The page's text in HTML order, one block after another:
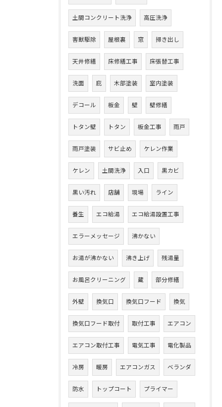
土間コンクリート洗浄 高圧洗浄
害獣駆除 屋根裏 窓 掃き出し
天井修繕 床修繕工事 床張替工事
洗面 庇 木部塗装 室内塗装
デコール 板金 壁 壁修繕
トタン壁 トタン 板金工事 雨戸
雨戸塗装 サビ止め ケレン作業
ケレン 土間洗浄 入口 黒カビ
黒い汚れ 店舗 現場 ライン
養生 エコ給湯 エコ給湯設置工事
エラーメッセージ 沸かない
お湯が沸かない 沸き上げ 残湯量
お風呂クリーニング 蔵 部分修繕
外壁 換気口 換気口フード 換気
換気口フード取付 取付工事 エアコン
エアコン取付工事 電気工事 電化製品
冷房 暖房 エアコンガス ベランダ
防水 トップコート プライマー